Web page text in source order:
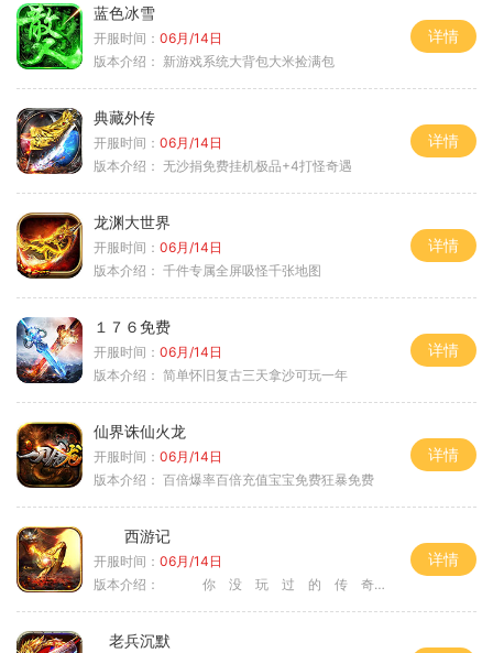
蓝色冰雪
开服时间： 06月/14日
版本介绍： 新游戏系统大背包大米捡满包
详情
典藏外传
开服时间： 06月/14日
版本介绍： 无沙捐免费挂机极品+4打怪奇遇
详情
龙渊大世界
开服时间： 06月/14日
版本介绍： 千件专属全屏吸怪千张地图
详情
１７６免费
开服时间： 06月/14日
版本介绍： 简单怀旧复古三天拿沙可玩一年
详情
仙界诛仙火龙
开服时间： 06月/14日
版本介绍： 百倍爆率百倍充值宝宝免费狂暴免费
详情
西游记
开服时间： 06月/14日
版本介绍：
你 没 玩 过 的 传 奇
详情
老兵沉默